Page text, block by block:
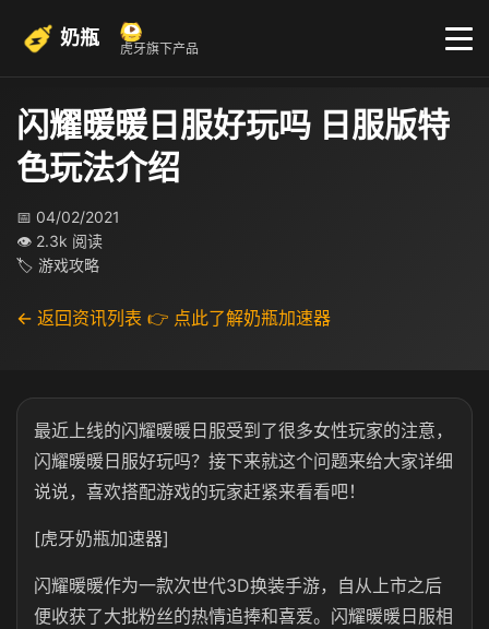
奶瓶 虎牙旗下产品
闪耀暖暖日服好玩吗 日服版特
色玩法介绍
📅 04/02/2021
👁 2.3k 阅读
🏷 游戏攻略
← 返回资讯列表 👉 点此了解奶瓶加速器
最近上线的闪耀暖暖日服受到了很多女性玩家的注意，
闪耀暖暖日服好玩吗？接下来就这个问题来给大家详细
说说，喜欢搭配游戏的玩家赶紧来看看吧！
[虎牙奶瓶加速器]
闪耀暖暖作为一款次世代3D换装手游，自从上市之后
便收获了大批粉丝的热情追捧和喜爱。闪耀暖暖日服相